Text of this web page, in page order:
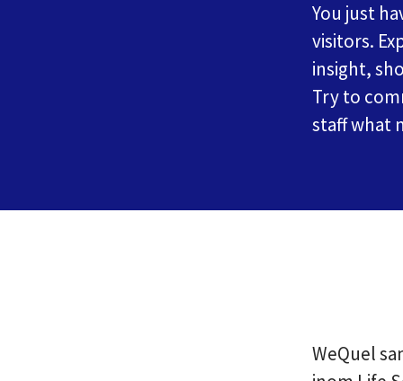
You just
visitors.
insight,
Try to
staff what
WeQuel